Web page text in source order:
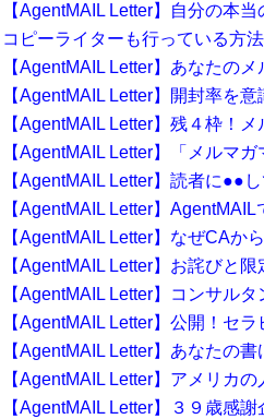
【AgentMAIL Letter】自分の本
コピーライターも行っている方
【AgentMAIL Letter】あなたの
【AgentMAIL Letter】開封率を
【AgentMAIL Letter】残４枠！
【AgentMAIL Letter】「メルマ
【AgentMAIL Letter】読者に●●
【AgentMAIL Letter】
【AgentMAIL Letter】なぜCAか
【AgentMAIL Letter】お詫びと
【AgentMAIL Letter】コンサル
【AgentMAIL Letter】公開！セ
【AgentMAIL Letter】あなたの
【AgentMAIL Letter】アメリカ
【AgentMAIL Letter】３９歳感